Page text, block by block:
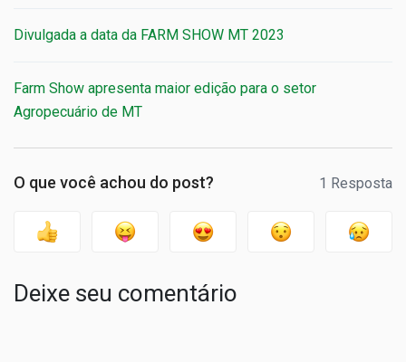
Divulgada a data da FARM SHOW MT 2023
Farm Show apresenta maior edição para o setor
Agropecuário de MT
O que você achou do post? 1 Resposta
Deixe seu comentário